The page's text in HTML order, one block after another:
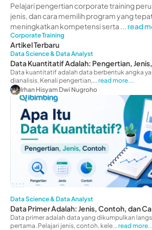
Manfaat
Pelajari pengertian corporate training
jenis, dan cara memilih program yang
meningkatkan kompetensi serta ... read
Corporate Training
Artikel Terbaru
Data Science & Data Analyst
Data Kuantitatif Adalah: Pengertian,
Data kuantitatif adalah data berbentuk angka
dianalisis. Kenali pengertian,... read more...
Irhan Hisyam Dwi Nugroho
Data Science & Data Analyst
Data Primer Adalah: Jenis, Contoh, dan
Data primer adalah data yang dikumpulkan
pertama. Pelajari jenis, contoh, kele... read